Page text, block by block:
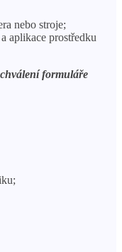
nebo stroje;
aplikace prostředku
formuláře